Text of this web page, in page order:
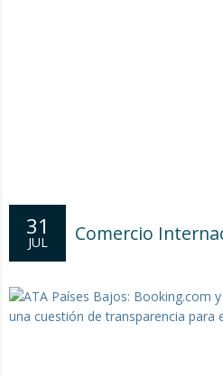
31
JUL Comercio